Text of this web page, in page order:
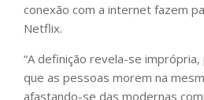
conexão com a internet fazem
Netflix.
“A definição revela-se
que as pessoas morem na
afastando-se das modernas